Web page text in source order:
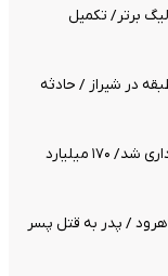
برتر/ تکمیل
در شیراز / حادثه
پل راه‌آهن هشتگرد پس از ۹ سال آماده بهره‌برداری شد/ ۱۷۰ میلیارد
/ پدر به قتل پسر